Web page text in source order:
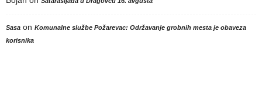
Sasa on Komunalne službe Požarevac: Održavanje grobnih mesta je obaveza
korisnika